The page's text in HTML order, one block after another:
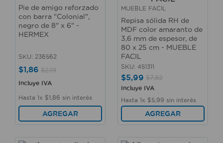
Pie de amigo reforzado
con barra "Colonial",
negro de 8" x 6" -
HERMEX
SKU: 236562
$1,86 $2,19
Incluye IVA
Hasta 1x $1 86 sin interés
AGREGAR
MUEBLE FACIL
Repisa sólida RH de
MDF color amaranto de
3,6 mm de espesor, de
80 x 25 cm - MUEBLE
FACIL
SKU: 451311
$5,99 $7,82
Incluye IVA
Hasta 1x $5 99 sin interés
AGREGAR
aspiradora
sillas